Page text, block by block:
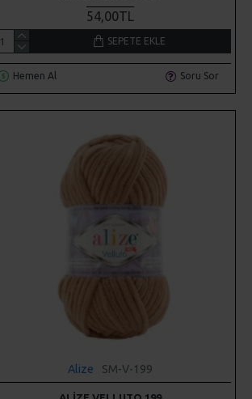
54,00TL
SEPETE EKLE
Hemen Al Soru Sor
Alize SM-V-199